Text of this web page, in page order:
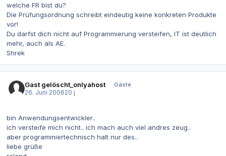
welche FR bist du?
Die Prüfungsordnung schreibt eindeutig keine konkreten Produkte
vor!
Du darfst dich nicht auf Programmierung versteifen, IT ist deutlich
mehr, auch als AE.
Shrek
Gast gelöscht_onlyahost
Gäste
26. Juni 200620 j
bin Anwendungsentwickler..
ich versteife mich nicht.. ich mach auch viel andres zeug..
aber programmiertechnisch halt nur des..
liebe grüße